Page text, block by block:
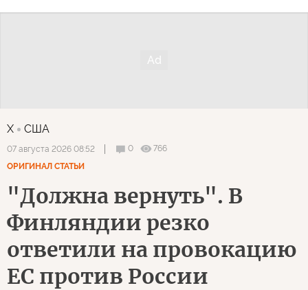
X США
07 августа 2026 08:52 0
766
ОРИГИНАЛ СТАТЬИ
"Должна вернуть". В
Финляндии резко
ответили на провокацию
ЕС против России